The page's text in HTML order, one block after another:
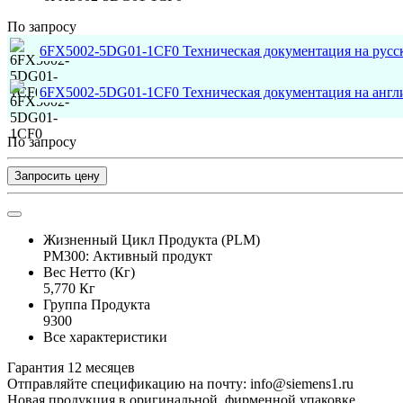
По запросу
6FX5002-5DG01-1CF0 Техническая документация на
6FX5002-5DG01-1CF0 Техническая документация на
По запросу
Запросить цену
Жизненный Цикл Продукта (PLM)
PM300: Активный продукт
Вес Нетто (Кг)
5,770 Кг
Группа Продукта
9300
Все характеристики
Гарантия 12 месяцев
Отправляйте спецификацию на почту: info@siemens1.ru
Новая продукция в оригинальной, фирменной упаковке